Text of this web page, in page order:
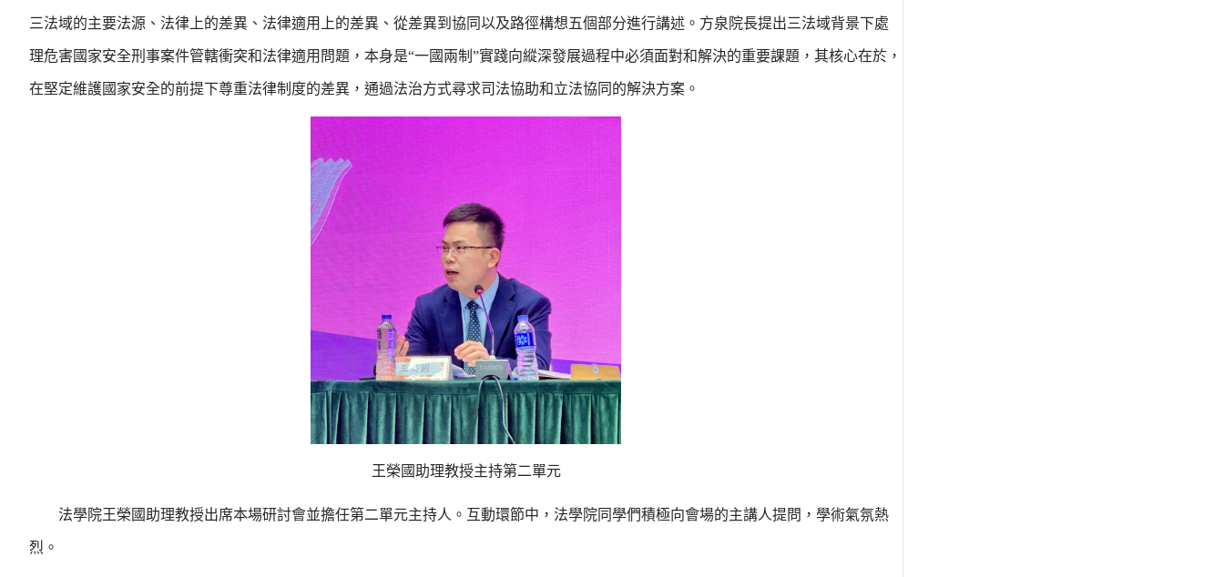
三法域的主要法源、法律上的差異、法律適用上的差異、從差異到協同以及路徑構想五個部分進行講述。方泉院長提出三法域背景下處
理危害國家安全刑事案件管轄衝突和法律適用問題，本身是“一國兩制”實踐向縱深發展過程中必須面對和解決的重要課題，其核心在於，
在堅定維護國家安全的前提下尊重法律制度的差異，通過法治方式尋求司法協助和立法協同的解決方案。
王榮國助理教授主持第二單元
法學院王榮國助理教授出席本場研討會並擔任第二單元主持人。互動環節中，法學院同學們積極向會場的主講人提問，學術氣氛熱
烈。